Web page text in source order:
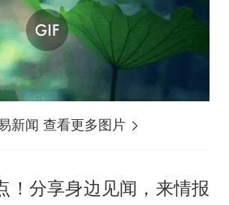
新闻 查看更多图片
！分享身边见闻，来情报